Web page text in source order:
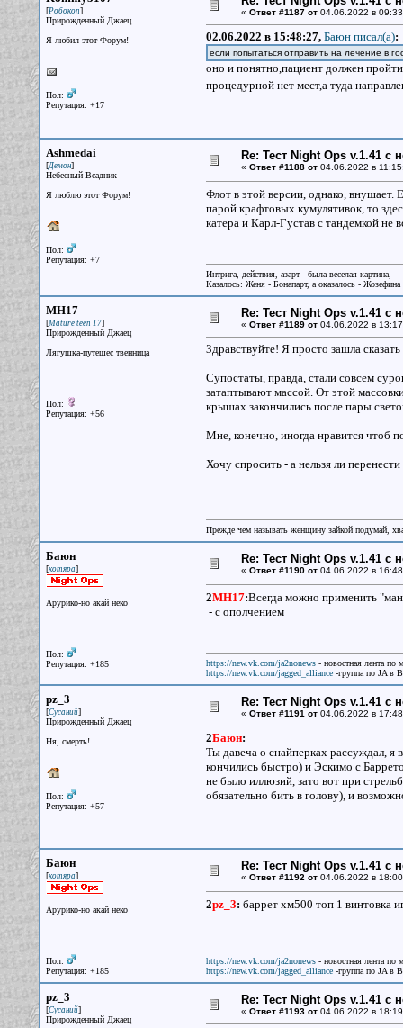
[Робокоп]
Прирожденный Джаец
Я любил этот Форум!
Пол:
Репутация: +17
« Ответ #1187 от04.06.2022 в
02.06.2022 в 15:48:27, Баюн писал(a):
если попытаться отправить на лечение в
оно и понятно,пациент должен
процедурной нет мест,а туда
Ashmedai
[Демон]
Небесный Всадник
Я люблю этот Форум!
Пол:
Репутация: +7
Re: Тест Night Ops v.1.41 с
« Ответ #1188 от04.06.2022 в
Флот в этой версии, однако, внушает.
парой крафтовых кумулятивок, то
катера и Карл-Густав с тандемкой не
Интрига, действия, азарт - была веселая картина,
Казалось: Женя - Бонапарт, а оказалось - Жозефина
MH17
[Mature teen 17]
Прирожденный Джаец
Лягушка-путешес твенница
Пол:
Репутация: +56
Re: Тест Night Ops v.1.41 с
« Ответ #1189 от04.06.2022 в
Здравствуйте! Я просто зашла
Супостаты, правда, стали совсем
затаптывают массой. От этой
крышах закончились после пары
Мне, конечно, иногда нравится чтоб
Хочу спросить - а нельзя ли
Прежде чем называть женщину зайкой подумай,
Баюн
[котяра]
Арурико-но акай неко
Пол:
Репутация: +185
Re: Тест Night Ops v.1.41 с
« Ответ #1190 от04.06.2022 в
2MH17:Всегда можно применить
- с ополчением
https://new.vk.com/ja2nonews- новостная лента по
https://new.vk.com/jagged_alliance-группа по JA в
pz_3
[Сусаний]
Прирожденный Джаец
Ня, смерть!
Пол:
Репутация: +57
Re: Тест Night Ops v.1.41 с
« Ответ #1191 от04.06.2022 в
2Баюн:
Ты давеча о снайперках рассуждал,
кончились быстро) и Эскимо с
не было иллюзий, зато вот при
обязательно бить в голову), и
Баюн
[котяра]
Арурико-но акай неко
Пол:
Репутация: +185
Re: Тест Night Ops v.1.41 с
« Ответ #1192 от04.06.2022 в
2pz_3: баррет хм500 топ 1 винтовка
https://new.vk.com/ja2nonews- новостная лента по
https://new.vk.com/jagged_alliance-группа по JA в
pz_3
[Сусаний]
Прирожденный Джаец
Re: Тест Night Ops v.1.41 с
« Ответ #1193 от04.06.2022 в